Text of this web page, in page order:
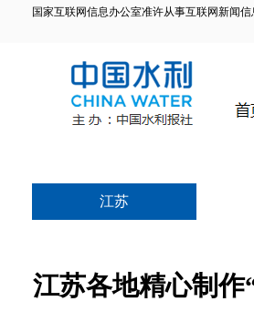
国家互联网信息办公室准许从事互联网新闻
江苏
江苏各地精心制